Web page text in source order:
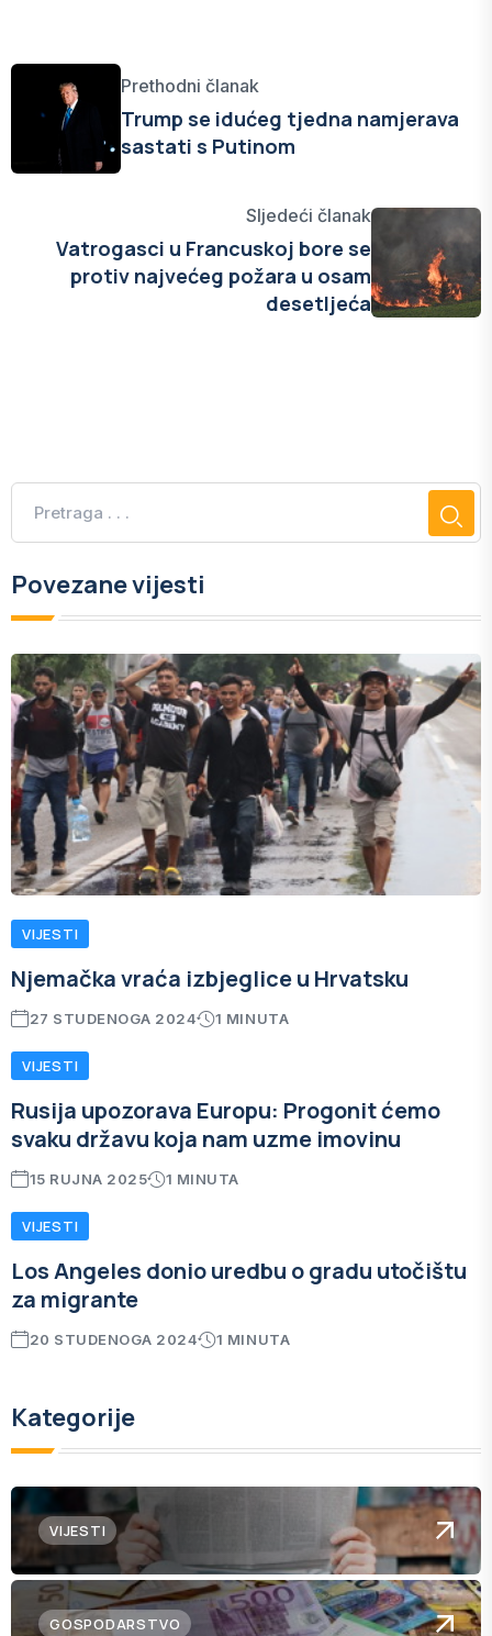
Prethodni članak
Trump se idućeg tjedna namjerava
sastati s Putinom
Sljedeći članak
Vatrogasci u Francuskoj bore se
protiv najvećeg požara u osam
desetljeća
Povezane vijesti
VIJESTI
Njemačka vraća izbjeglice u Hrvatsku
27 STUDENOGA 2024 1 MINUTA
VIJESTI
Rusija upozorava Europu: Progonit ćemo
svaku državu koja nam uzme imovinu
15 RUJNA 2025 1 MINUTA
VIJESTI
Los Angeles donio uredbu o gradu utočištu
za migrante
20 STUDENOGA 2024 1 MINUTA
Kategorije
VIJESTI
GOSPODARSTVO